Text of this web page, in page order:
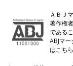
ＡＢＪ
著作権
である
ABJマ
はこ